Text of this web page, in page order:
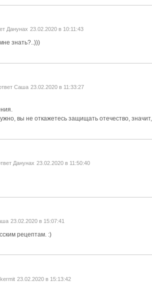
Данунах 23.02.2020 в 10:11:43
знать?..)))
Саша 23.02.2020 в 11:33:27
вы не откажетесь защищать отечество,
Данунах 23.02.2020 в 11:50:40
23.02.2020 в 15:07:41
рецептам. :)
kermit 23.02.2020 в 15:13:42